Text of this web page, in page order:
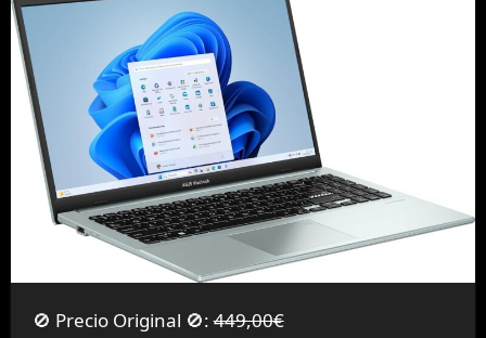
🚫 Precio Original 🚫:449,00€